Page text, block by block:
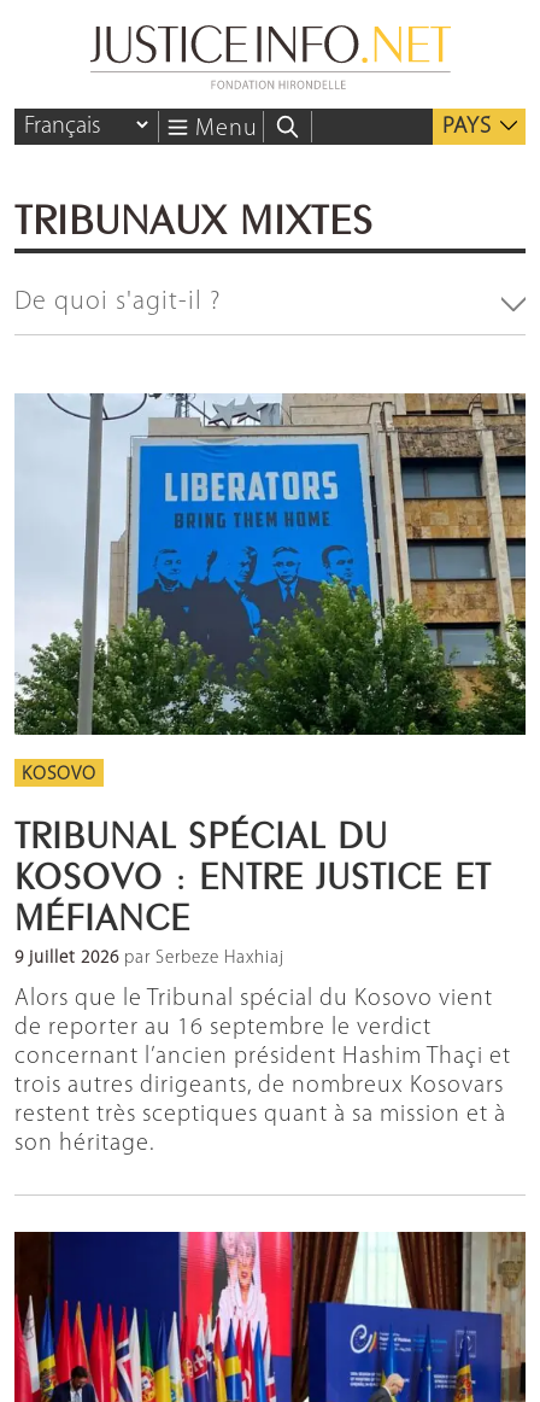
Menu PAYS
TRIBUNAUX MIXTES
De quoi s'agit-il ?
KOSOVO
TRIBUNAL SPÉCIAL DU
KOSOVO : ENTRE JUSTICE ET
MÉFIANCE
9 juillet 2026 par Serbeze Haxhiaj
Alors que le Tribunal spécial du Kosovo vient
de reporter au 16 septembre le verdict
concernant l’ancien président Hashim Thaçi et
trois autres dirigeants, de nombreux Kosovars
restent très sceptiques quant à sa mission et à
son héritage.